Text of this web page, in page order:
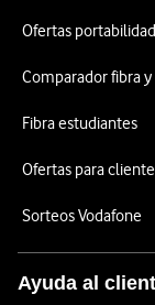
Ofertas
Comparador fibra
Fibra estudiantes
Ofertas para
Sorteos Vodafone
Ayuda al